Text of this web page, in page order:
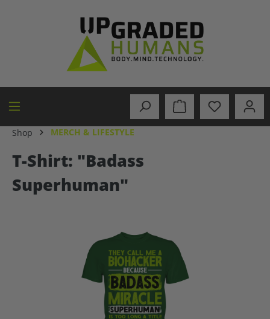
Shop MERCH & LIFESTYLE
T-Shirt: "Badass
Superhuman"
Bildergalerie überspringen